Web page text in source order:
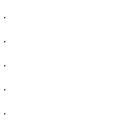
·
·
·
·
·